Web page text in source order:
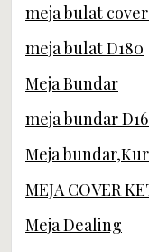
meja bulat
meja bulat D180
Meja Bundar
meja bundar
Meja
MEJA COVER
Meja Dealing